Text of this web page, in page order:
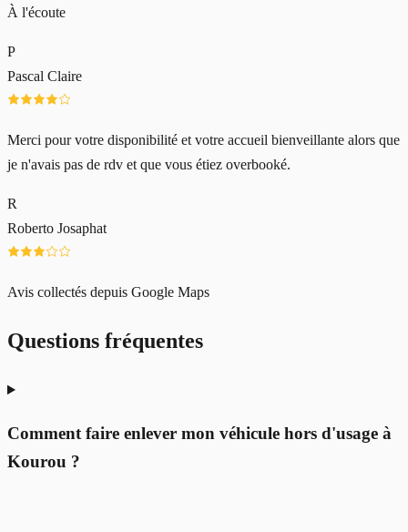
À l'écoute
P
Pascal Claire
Merci pour votre disponibilité et votre accueil bienveillante alors que
je n'avais pas de rdv et que vous étiez overbooké.
R
Roberto Josaphat
Avis collectés depuis Google Maps
Questions fréquentes
Comment faire enlever mon véhicule hors d'usage à
Kourou ?